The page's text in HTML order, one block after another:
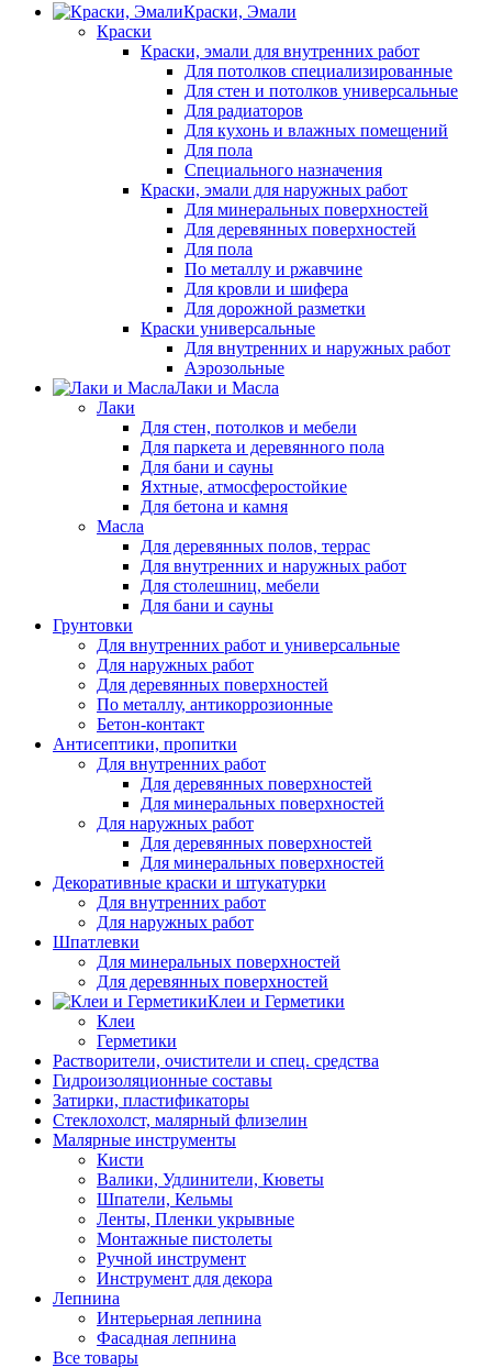
Краски, Эмали
Краски
Краски, эмали для внутренних работ
Для потолков специализированные
Для стен и потолков универсальные
Для радиаторов
Для кухонь и влажных помещений
Для пола
Специального назначения
Краски, эмали для наружных работ
Для минеральных поверхностей
Для деревянных поверхностей
Для пола
По металлу и ржавчине
Для кровли и шифера
Для дорожной разметки
Краски универсальные
Для внутренних и наружных работ
Аэрозольные
Лаки и Масла
Лаки
Для стен, потолков и мебели
Для паркета и деревянного пола
Для бани и сауны
Яхтные, атмосферостойкие
Для бетона и камня
Масла
Для деревянных полов, террас
Для внутренних и наружных работ
Для столешниц, мебели
Для бани и сауны
Грунтовки
Для внутренних работ и универсальные
Для наружных работ
Для деревянных поверхностей
По металлу, антикоррозионные
Бетон-контакт
Антисептики, пропитки
Для внутренних работ
Для деревянных поверхностей
Для минеральных поверхностей
Для наружных работ
Для деревянных поверхностей
Для минеральных поверхностей
Декоративные краски и штукатурки
Для внутренних работ
Для наружных работ
Шпатлевки
Для минеральных поверхностей
Для деревянных поверхностей
Клеи и Герметики
Клеи
Герметики
Растворители, очистители и спец. средства
Гидроизоляционные составы
Затирки, пластификаторы
Стеклохолст, малярный флизелин
Малярные инструменты
Кисти
Валики, Удлинители, Кюветы
Шпатели, Кельмы
Ленты, Пленки укрывные
Монтажные пистолеты
Ручной инструмент
Инструмент для декора
Лепнина
Интерьерная лепнина
Фасадная лепнина
Все товары